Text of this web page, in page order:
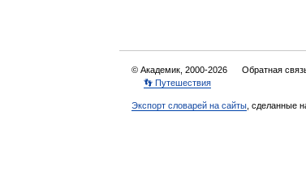
© Академик, 2000-2026 Обратная
👣 Путешествия
Экспорт словарей на сайты , сделанные